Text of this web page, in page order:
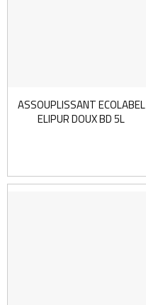
ASSOUPLISSANT ECOLABEL
ELIPUR DOUX BD 5L